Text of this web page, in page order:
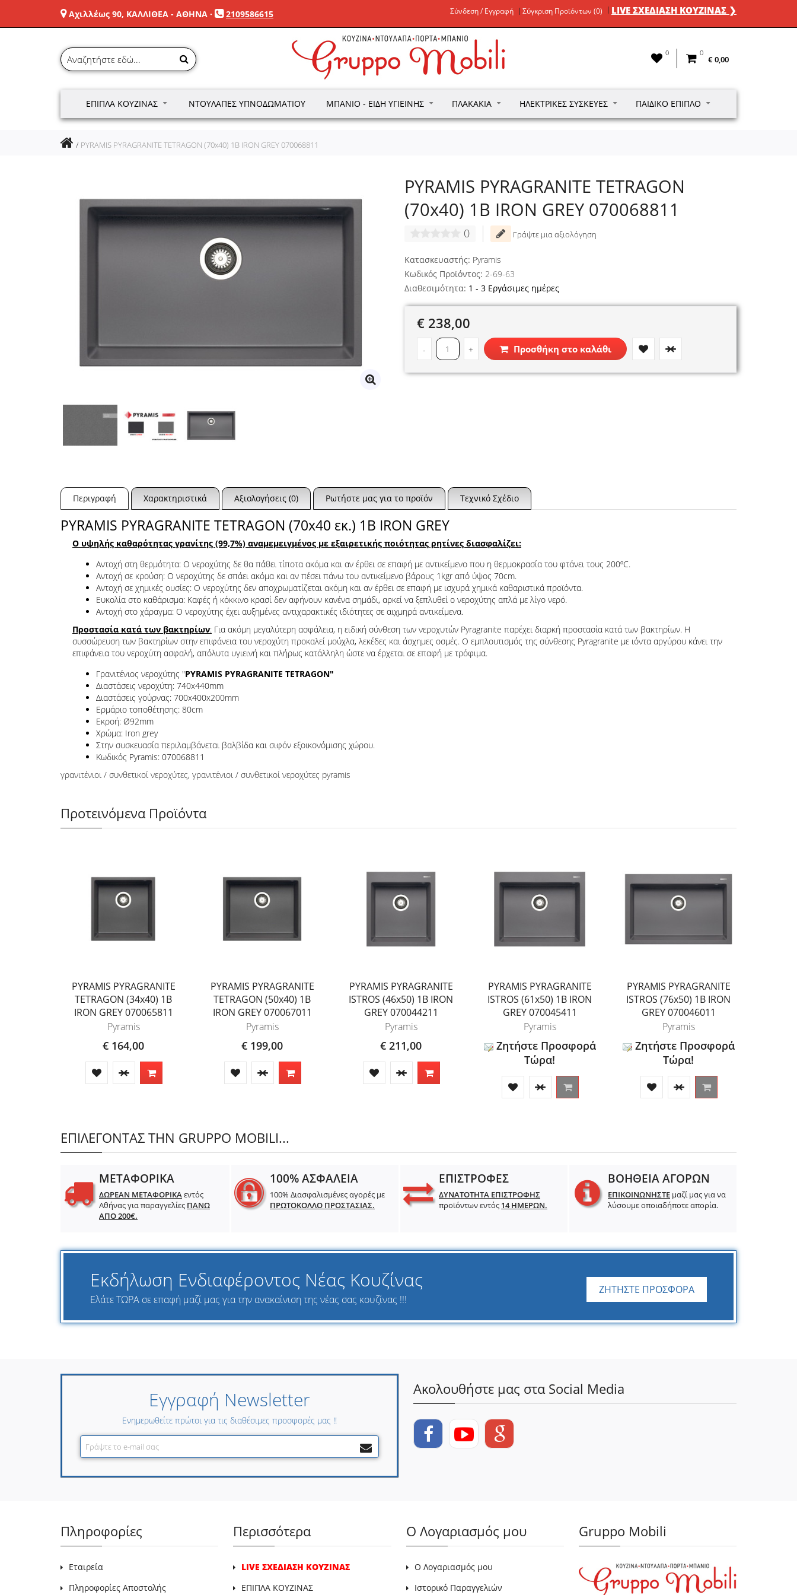
Αχιλλέως 90, ΚΑΛΛΙΘΕΑ - ΑΘΗΝΑ · 2109586615 Σύνδεση / Εγγραφή Σύγκριση Προϊόντων (0) LIVE ΣΧΕΔΙΑΣΗ ΚΟΥΖΙΝΑΣ ❯
0 0
€ 0,00
ΈΠΙΠΛΑ ΚΟΥΖΊΝΑΣ ΝΤΟΥΛΆΠΕΣ ΥΠΝΟΔΩΜΑΤΊΟΥ ΜΠΆΝΙΟ - ΕΊΔΗ ΥΓΙΕΙΝΉΣ ΠΛΑΚΆΚΙΑ ΗΛΕΚΤΡΙΚΈΣ ΣΥΣΚΕΥΈΣ ΠΑΙΔΙΚΌ ΈΠΙΠΛΟ
PYRAMIS PYRAGRANITE TETRAGON (70x40) 1B IRON GREY 070068811
PYRAMIS PYRAGRANITE TETRAGON
(70x40) 1B IRON GREY 070068811
0 Γράψτε μια αξιολόγηση
Κατασκευαστής: Pyramis
Κωδικός Προϊόντος: 2-69-63
Διαθεσιμότητα: 1 - 3 Εργάσιμες ημέρες
€ 238,00
- + Προσθήκη στο καλάθι
Περιγραφή Χαρακτηριστικά Αξιολογήσεις (0) Ρωτήστε μας για το προϊόν Τεχνικό Σχέδιο
PYRAMIS PYRAGRANITE TETRAGON (70x40 εκ.) 1B IRON GREY
Ο υψηλής καθαρότητας γρανίτης (99,7%) αναμεμειγμένος με εξαιρετικής ποιότητας ρητίνες διασφαλίζει:
Αντοχή στη θερμότητα: Ο νεροχύτης δε θα πάθει τίποτα ακόμα και αν έρθει σε επαφή με αντικείμενο που η θερμοκρασία του φτάνει τους 200ºC.
Αντοχή σε κρούση: Ο νεροχύτης δε σπάει ακόμα και αν πέσει πάνω του αντικείμενο βάρους 1kgr από ύψος 70cm.
Αντοχή σε χημικές ουσίες: Ο νεροχύτης δεν αποχρωματίζεται ακόμη και αν έρθει σε επαφή με ισχυρά χημικά καθαριστικά προϊόντα.
Ευκολία στο καθάρισμα: Καφές ή κόκκινο κρασί δεν αφήνουν κανένα σημάδι, αρκεί να ξεπλυθεί ο νεροχύτης απλά με λίγο νερό.
Αντοχή στο χάραγμα: Ο νεροχύτης έχει αυξημένες αντιχαρακτικές ιδιότητες σε αιχμηρά αντικείμενα.
Προστασία κατά των βακτηρίων: Για ακόμη μεγαλύτερη ασφάλεια, η ειδική σύνθεση των νεροχυτών Pyragranite παρέχει διαρκή προστασία κατά των βακτηρίων. Η
συσσώρευση των βακτηρίων στην επιφάνεια του νεροχύτη προκαλεί μούχλα, λεκέδες και άσχημες οσμές. Ο εμπλουτισμός της σύνθεσης Pyragranite με ιόντα αργύρου κάνει την
επιφάνεια του νεροχύτη ασφαλή, απόλυτα υγιεινή και πλήρως κατάλληλη ώστε να έρχεται σε επαφή με τρόφιμα.
Γρανιτένιος νεροχύτης "PYRAMIS PYRAGRANITE TETRAGON"
Διαστάσεις νεροχύτη: 740x440mm
Διαστάσεις γούρνας: 700x400x200mm
Ερμάριο τοποθέτησης: 80cm
Εκροή: Ø92mm
Χρώμα: Iron grey
Στην συσκευασία περιλαμβάνεται βαλβίδα και σιφόν εξοικονόμισης χώρου.
Κωδικός Pyramis: 070068811
γρανιτένιοι / συνθετικοί νεροχύτες, γρανιτένιοι / συνθετικοί νεροχύτες pyramis
Προτεινόμενα Προϊόντα
PYRAMIS PYRAGRANITE
TETRAGON (34x40) 1B
IRON GREY 070065811
Pyramis
€ 164,00
PYRAMIS PYRAGRANITE
TETRAGON (50x40) 1B
IRON GREY 070067011
Pyramis
€ 199,00
PYRAMIS PYRAGRANITE
ISTROS (46x50) 1B IRON
GREY 070044211
Pyramis
€ 211,00
PYRAMIS PYRAGRANITE
ISTROS (61x50) 1B IRON
GREY 070045411
Pyramis
Ζητήστε Προσφορά
Τώρα!
PYRAMIS PYRAGRANITE
ISTROS (76x50) 1B IRON
GREY 070046011
Pyramis
Ζητήστε Προσφορά
Τώρα!
ΕΠΙΛΕΓΟΝΤΑΣ ΤΗΝ GRUPPO MOBILI...
ΜΕΤΑΦΟΡΙΚΑ
ΔΩΡΕΑΝ ΜΕΤΑΦΟΡΙΚΑεντός
Αθήνας για παραγγελίες ΠΑΝΩ
ΑΠΟ 200€.
100% ΑΣΦΑΛΕΙΑ
100% Διασφαλισμένες αγορές με
ΠΡΩΤΟΚΟΛΛΟ ΠΡΟΣΤΑΣΙΑΣ.
ΕΠΙΣΤΡΟΦΕΣ
ΔΥΝΑΤΟΤΗΤΑ ΕΠΙΣΤΡΟΦΗΣ
προϊόντων εντός 14 ΗΜΕΡΩΝ.
ΒΟΗΘΕΙΑ ΑΓΟΡΩΝ
ΕΠΙΚΟΙΝΩΝΗΣΤΕ μαζί μας για να
λύσουμε οποιαδήποτε απορία.
Εκδήλωση Ενδιαφέροντος Νέας Κουζίνας
Ελάτε ΤΩΡΑ σε επαφή μαζί μας για την ανακαίνιση της νέας σας κουζίνας !!!
ΖΗΤΗΣΤΕ ΠΡΟΣΦΟΡΑ
Εγγραφή Newsletter
Ενημερωθείτε πρώτοι για τις διαθέσιμες προσφορές μας !!
Ακολουθήστε μας στα Social Media
Πληροφορίες
Εταιρεία
Πληροφορίες Αποστολής
Περισσότερα
LIVE ΣΧΕΔΙΑΣΗ ΚΟΥΖΙΝΑΣ
ΕΠΙΠΛΑ ΚΟΥΖΙΝΑΣ
Ο Λογαριασμός μου
Ο Λογαριασμός μου
Ιστορικό Παραγγελιών
Gruppo Mobili